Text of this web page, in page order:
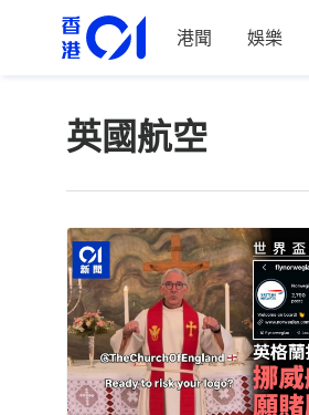
港聞 娛樂
英國航空